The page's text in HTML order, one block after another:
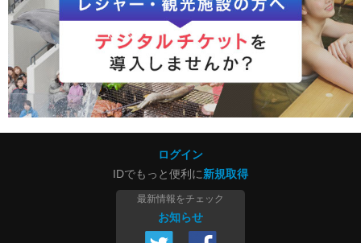
ログイン
IDでもっと便利に新規取得
最新情報をチェック
お知らせ